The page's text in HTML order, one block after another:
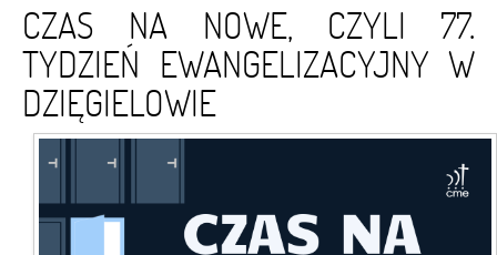
CZAS NA NOWE, CZYLI 77.
TYDZIEŃ EWANGELIZACYJNY W
DZIĘGIELOWIE